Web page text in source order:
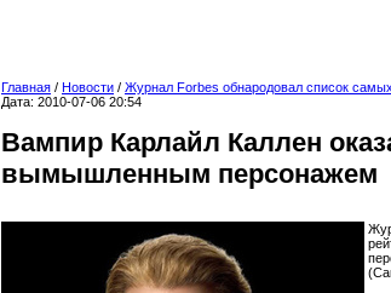
Главная / Новости / Журнал Forbes обнародовал список
Дата: 2010-07-06 20:54
Вампир Карлайл Каллен
вымышленным персонажем